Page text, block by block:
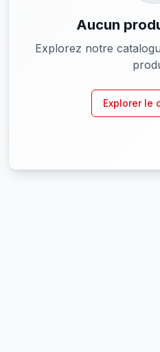
Aucun
Explorez notre
Explorer le